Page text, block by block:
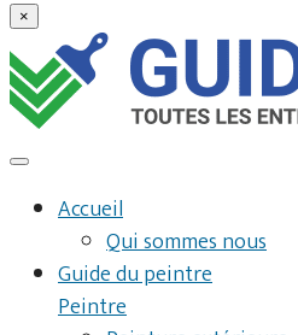
×
Accueil
Qui sommes nous
Guide du peintre
Peintre